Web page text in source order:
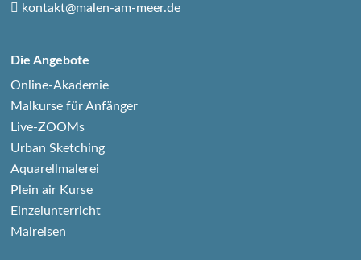
kontakt@malen-am-meer.de
Die Angebote
Online-Akademie
Malkurse für Anfänger
Live-ZOOMs
Urban Sketching
Aquarellmalerei
Plein air Kurse
Einzelunterricht
Malreisen